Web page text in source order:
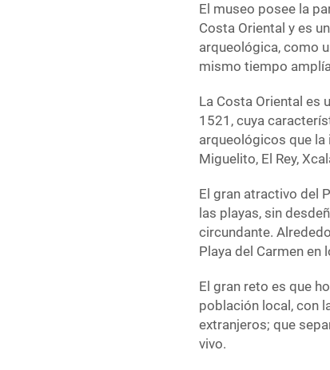
El museo posee la
Costa Oriental y es
arqueológica, como
mismo tiempo
La Costa Oriental es
1521, cuya
arqueológicos que la
Miguelito, El Rey,
El gran atractivo del
las playas, sin
circundante.
Playa del Carmen
El gran reto es que
población local, con
extranjeros; que
vivo.